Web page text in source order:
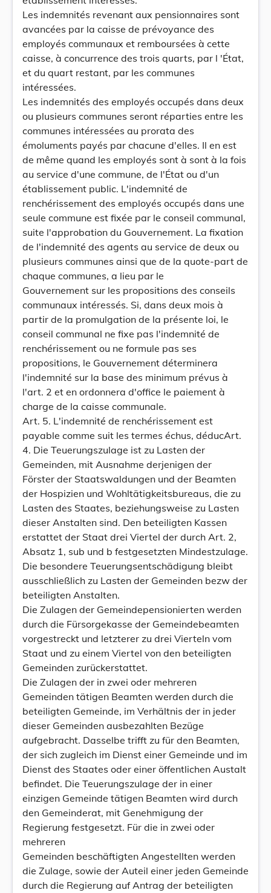
Les indemnités revenant aux pensionnaires sont
avancées par la caisse de prévoyance des
employés communaux et remboursées à cette
caisse, à concurrence des trois quarts, par l 'État,
et du quart restant, par les communes
intéressées.
Les indemnités des employés occupés dans deux
ou plusieurs communes seront réparties entre les
communes intéressées au prorata des
émoluments payés par chacune d'elles. Il en est
de même quand les employés sont à sont à la fois
au service d'une commune, de l'État ou d'un
établissement public. L'indemnité de
renchérissement des employés occupés dans une
seule commune est fixée par le conseil communal,
suite l'approbation du Gouvernement. La fixation
de l'indemnité des agents au service de deux ou
plusieurs communes ainsi que de la quote-part de
chaque communes, a lieu par le
Gouvernement sur les propositions des conseils
communaux intéressés. Si, dans deux mois à
partir de la promulgation de la présente loi, le
conseil communal ne fixe pas l'indemnité de
renchérissement ou ne formule pas ses
propositions, le Gouvernement déterminera
l'indemnité sur la base des minimum prévus à
l'art. 2 et en ordonnera d'office le paiement à
charge de la caisse communale.
Art. 5. L'indemnité de renchérissement est
payable comme suit les termes échus, déducArt.
4. Die Teuerungszulage ist zu Lasten der
Gemeinden, mit Ausnahme derjenigen der
Förster der Staatswaldungen und der Beamten
der Hospizien und Wohltätigkeitsbureaus, die zu
Lasten des Staates, beziehungsweise zu Lasten
dieser Anstalten sind. Den beteiligten Kassen
erstattet der Staat drei Viertel der durch Art. 2,
Absatz 1, sub und b festgesetzten Mindestzulage.
Die besondere Teuerungsentschädigung bleibt
ausschließlich zu Lasten der Gemeinden bezw der
beteiligten Anstalten.
Die Zulagen der Gemeindepensionierten werden
durch die Fürsorgekasse der Gemeindebeamten
vorgestreckt und letzterer zu drei Vierteln vom
Staat und zu einem Viertel von den beteiligten
Gemeinden zurückerstattet.
Die Zulagen der in zwei oder mehreren
Gemeinden tätigen Beamten werden durch die
beteiligten Gemeinde, im Verhältnis der in jeder
dieser Gemeinden ausbezahlten Bezüge
aufgebracht. Dasselbe trifft zu für den Beamten,
der sich zugleich im Dienst einer Gemeinde und im
Dienst des Staates oder einer öffentlichen Austalt
befindet. Die Teuerungszulage der in einer
einzigen Gemeinde tätigen Beamten wird durch
den Gemeinderat, mit Genehmigung der
Regierung festgesetzt. Für die in zwei oder
mehreren
Gemeinden beschäftigten Angestellten werden
die Zulage, sowie der Auteil einer jeden Gemeinde
durch die Regierung auf Antrag der beteiligten